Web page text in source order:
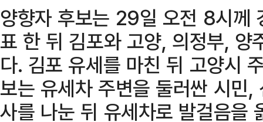
양향자 후보는 29일 오전 8시께
표 한 뒤 김포와 고양, 의정부, 양
다. 김포 유세를 마친 뒤 고양시
보는 유세차 주변을 둘러싼 시민
사를 나눈 뒤 유세차로 발걸음을